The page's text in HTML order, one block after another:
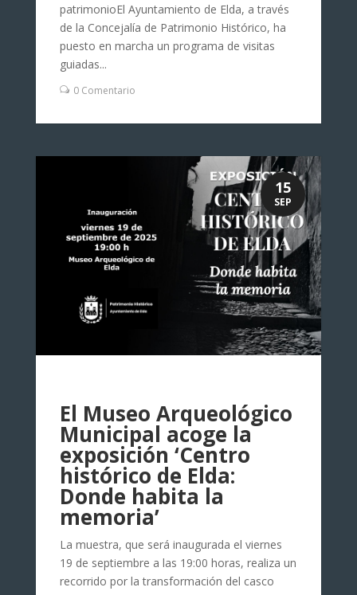
patrimonioEl Ayuntamiento de Elda, a través
de la Concejalía de Patrimonio Histórico, ha
puesto en marcha un programa de visitas
guiadas...
0 Comentario
El Museo Arqueológico
Municipal acoge la
exposición ‘Centro
histórico de Elda:
Donde habita la
memoria’
La muestra, que será inaugurada el viernes
19 de septiembre a las 19:00 horas, realiza un
recorrido por la transformación del casco
15
SEP